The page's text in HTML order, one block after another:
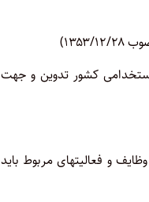
۲۸)
کشور تدوین و جهت
و فعالیتهای مربوط باید